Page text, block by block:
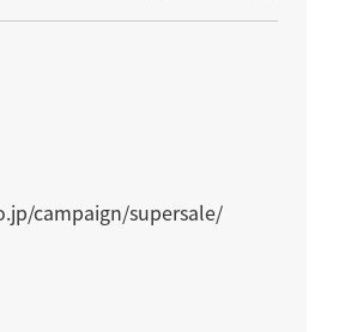
campaign/supersale/